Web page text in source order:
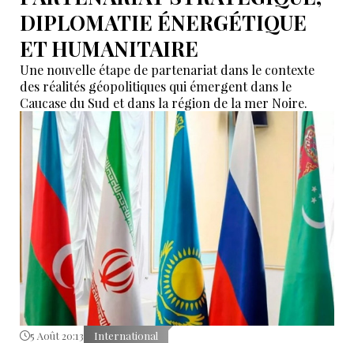
DIPLOMATIE ÉNERGÉTIQUE
ET HUMANITAIRE
Une nouvelle étape de partenariat dans le contexte
des réalités géopolitiques qui émergent dans le
Caucase du Sud et dans la région de la mer Noire.
5 Août 20:13 International